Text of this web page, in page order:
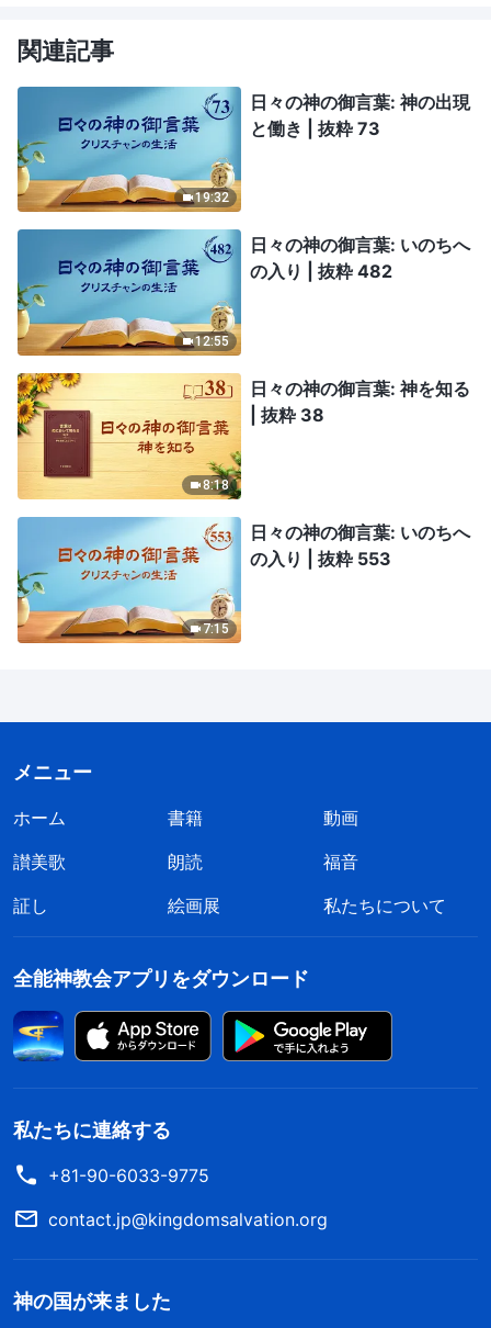
関連記事
19:32
日々の神の御言葉: 神の出現
と働き | 抜粋 73
12:55
日々の神の御言葉: いのちへ
の入り | 抜粋 482
8:18
日々の神の御言葉: 神を知る
| 抜粋 38
7:15
日々の神の御言葉: いのちへ
の入り | 抜粋 553
メニュー
ホーム 書籍
動画
讃美歌
朗読
福音
証し
絵画展 私たちについて
全能神教会アプリをダウンロード
私たちに連絡する
+81-90-6033-9775
contact.jp@kingdomsalvation.org
神の国が来ました